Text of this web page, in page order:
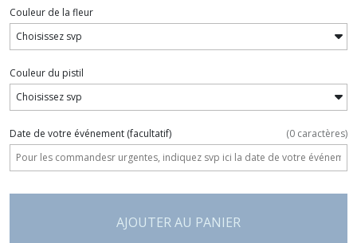
Couleur de la fleur
Couleur du pistil
Date de votre événement (facultatif) (0 caractères)
AJOUTER AU PANIER